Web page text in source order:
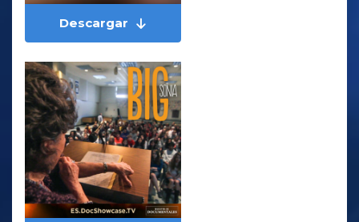
Descargar